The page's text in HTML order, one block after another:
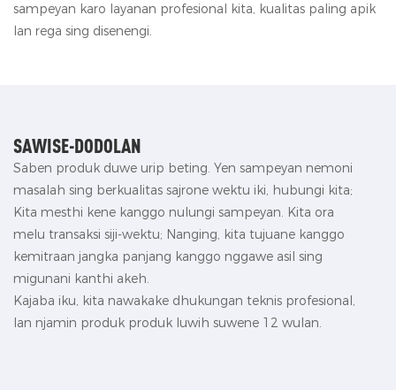
sampeyan karo layanan profesional kita, kualitas paling apik
lan rega sing disenengi.
SAWISE-DODOLAN
Saben produk duwe urip beting. Yen sampeyan nemoni
masalah sing berkualitas sajrone wektu iki, hubungi kita;
Kita mesthi kene kanggo nulungi sampeyan. Kita ora
melu transaksi siji-wektu; Nanging, kita tujuane kanggo
kemitraan jangka panjang kanggo nggawe asil sing
migunani kanthi akeh.
Kajaba iku, kita nawakake dhukungan teknis profesional,
lan njamin produk produk luwih suwene 12 wulan.